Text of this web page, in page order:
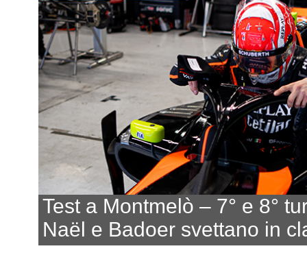
Test a Montmelò – 7° e 8°
Naël e Badoer svettano in